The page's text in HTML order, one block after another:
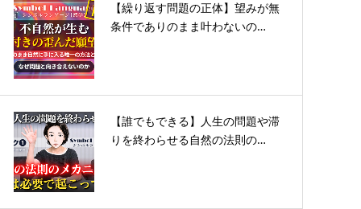
【繰り返す問題の正体】望みが無
条件でありのまま叶わないの…
【誰でもできる】人生の問題や滞
りを終わらせる自然の法則の…